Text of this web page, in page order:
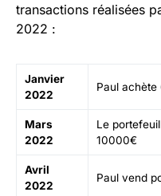
transactions réalisées
2022 :
Janvier
2022
Paul
Mars
2022
Le
10000€
Avril
2022
Paul vend